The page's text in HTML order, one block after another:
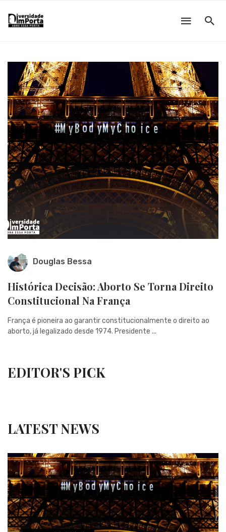
Douglas Bessa
Histórica Decisão: Aborto Se Torna Direito
Constitucional Na França
França é pioneira ao garantir constitucionalmente o direito ao
aborto, já legalizado desde 1974. Presidente ...
EDITOR'S PICK
LATEST NEWS